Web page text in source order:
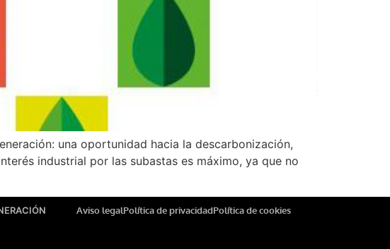
una oportunidad hacia la descarbonización,
industrial por las subastas es máximo, ya que no
Aviso legalPolítica de privacidadPolítica de cookies